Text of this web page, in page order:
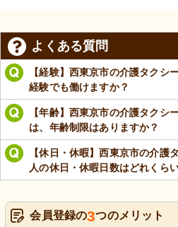
よくある質問
【経験】西東京市の介護タクシ
経験でも働けますか？
【年齢】西東京市の介護タクシ
は、年齢制限はありますか？
【休日・休暇】西東京市の介護
人の休日・休暇日数はどれくら
会員登録の3つのメリット